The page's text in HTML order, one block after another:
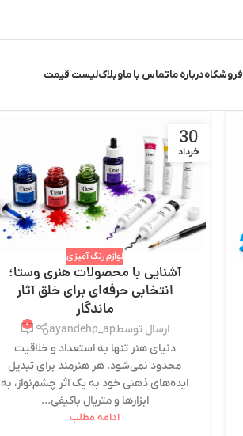
فروشگاهدرباره ماتماس با ماوبلاگلیست قیمت
30
خرداد
لوازم رنگ آمیزی
آشنایی با محصولات هنری وستا؛
انتخابی حرفه‌ای برای خلق آثار
ماندگار
ارسال توسطayandehp_ap ۰
دنیای هنر تنها به استعداد و خلاقیت
محدود نمی‌شود. هر هنرمند برای تبدیل
ایده‌های ذهنی خود به یک اثر چشم‌نواز، به
ابزارها و متریال باکیفی...
ادامه مطلب